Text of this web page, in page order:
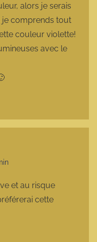
alors je serais
je comprends tout
couleur violette!
avec le
et au risque
cette